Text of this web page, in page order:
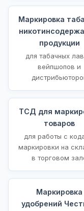
Маркировка
продукции
для табачных
вейпшопов и
ТСД для
товаров
для работы с
маркировки на
в торговом
Маркировка
удобрений